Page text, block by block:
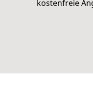
kostenfreie